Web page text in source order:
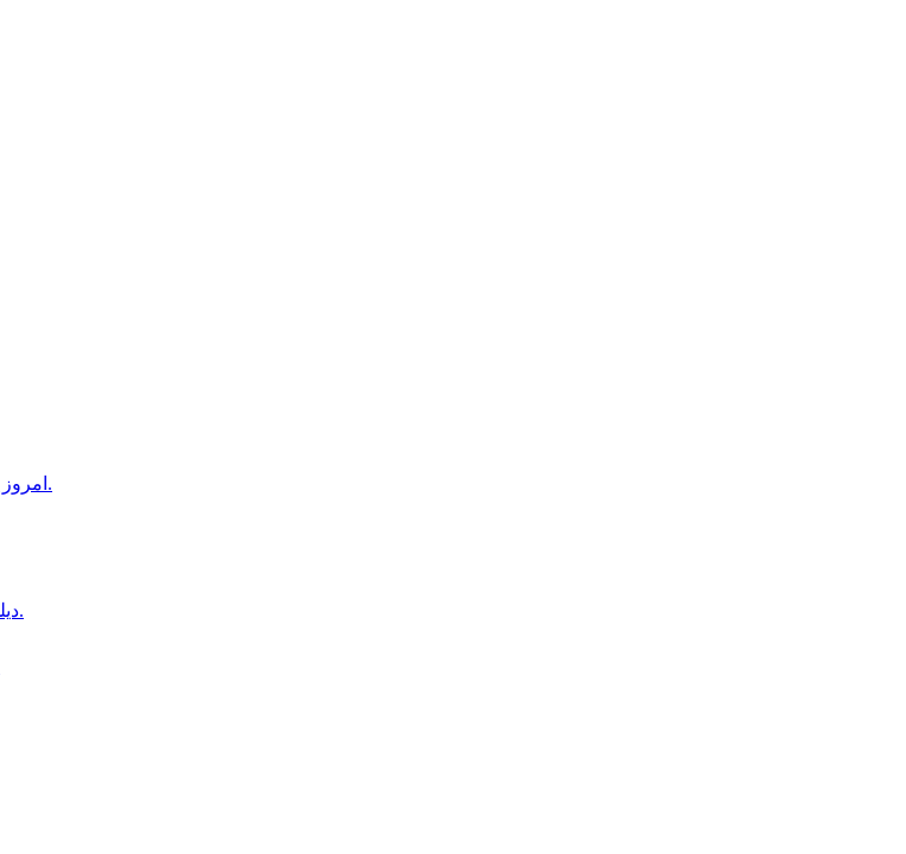
امروز پنجمین سالگرد درگذشت استاد عبدالله عاطفی، شخصیت فرهنگی افغانستان است.
ديلى ميل؛ سوإستفاده از كودكان در قالب «بجه بازى» همچنان در افغانستان ادامه دارد.